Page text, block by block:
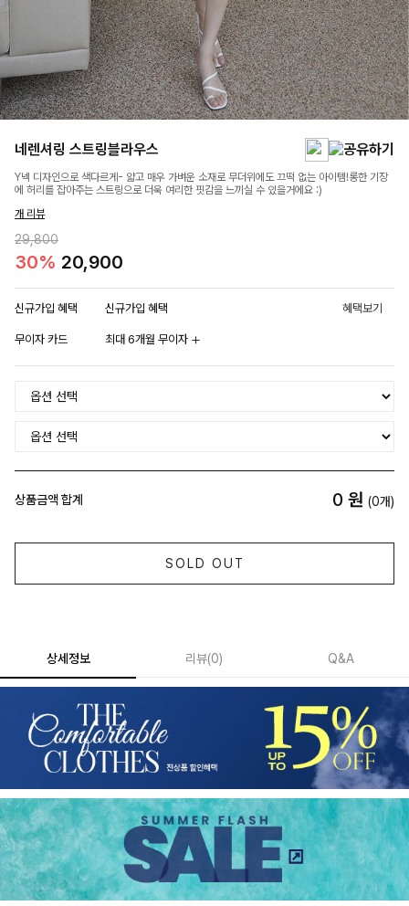
네렌셔링 스트링블라우스
Y넥 디자인으로 색다르게- 얇고 매우 가벼운 소재로 무더위에도 끄떡 없는 아이템!롱한 기장
에 허리를 잡아주는 스트링으로 더욱 여리한 핏감을 느끼실 수 있을거에요 :)
개 리뷰
29,800
30% 20,900
신규가입 혜택 신규가입 혜택 혜택보기
무이자 카드 최대 6개월 무이자
상품금액 합계 0 원 (0개)
SOLD OUT
상세정보 리뷰(0) Q&A